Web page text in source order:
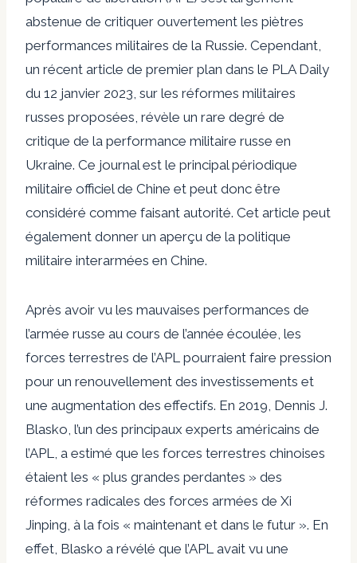
abstenue de critiquer ouvertement les piètres
performances militaires de la Russie. Cependant,
un récent article de premier plan dans le PLA Daily
du 12 janvier 2023, sur les réformes militaires
russes proposées, révèle un rare degré de
critique de la performance militaire russe en
Ukraine. Ce journal est le principal périodique
militaire officiel de Chine et peut donc être
considéré comme faisant autorité. Cet article peut
également donner un aperçu de la politique
militaire interarmées en Chine.
Après avoir vu les mauvaises performances de
l’armée russe au cours de l’année écoulée, les
forces terrestres de l’APL pourraient faire pression
pour un renouvellement des investissements et
une augmentation des effectifs. En 2019, Dennis J.
Blasko, l’un des principaux experts américains de
l’APL, a estimé que les forces terrestres chinoises
étaient les « plus grandes perdantes » des
réformes radicales des forces armées de Xi
Jinping, à la fois « maintenant et dans le futur ». En
effet, Blasko a révélé que l’APL avait vu une